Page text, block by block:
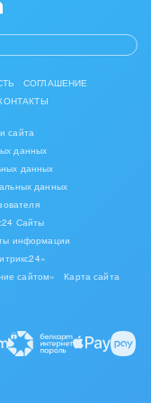
СОГЛАШЕНИЕ
сайта
данных
данных
данных
Сайты
информации
сайтом»
Карта сайта